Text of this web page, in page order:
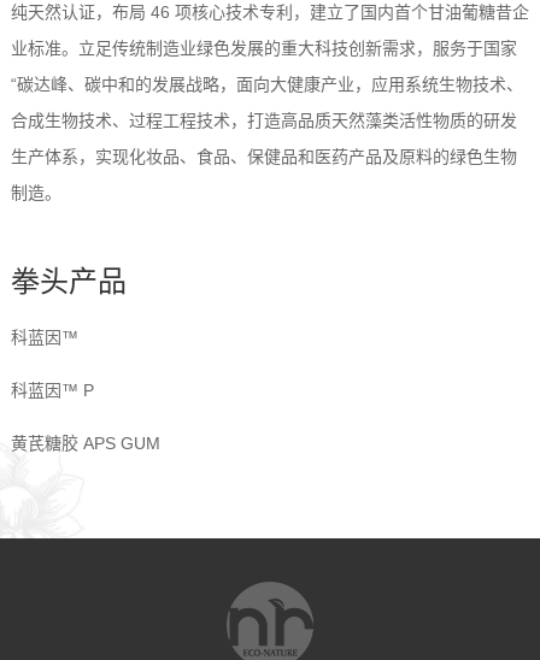
纯天然认证，布局 46 项核心技术专利，建立了国内首个甘油葡糖昔企
业标准。立足传统制造业绿色发展的重大科技创新需求，服务于国家
“碳达峰、碳中和的发展战略，面向大健康产业，应用系统生物技术、
合成生物技术、过程工程技术，打造高品质天然藻类活性物质的研发
生产体系，实现化妆品、食品、保健品和医药产品及原料的绿色生物
制造。
拳头产品
科蓝因™
科蓝因™ P
黄芪糖胶 APS GUM